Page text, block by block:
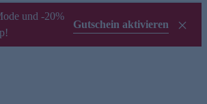
und -20%
Gutschein aktivieren